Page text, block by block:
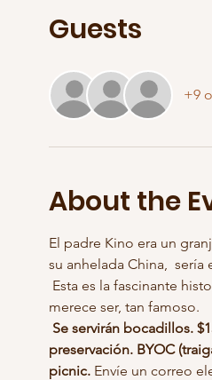
Guests
+9
About the
El padre Kino era un
su anhelada China,
merece ser, tan famoso.
Se servirán bocadillos.
preservación. BYOC
picnic. Envíe un correo